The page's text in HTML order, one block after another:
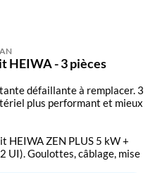
HEIWA - 3 pièces
défaillante à remplacer. 3
plus performant et mieux
HEIWA ZEN PLUS 5 kW +
UI). Goulottes, câblage, mise